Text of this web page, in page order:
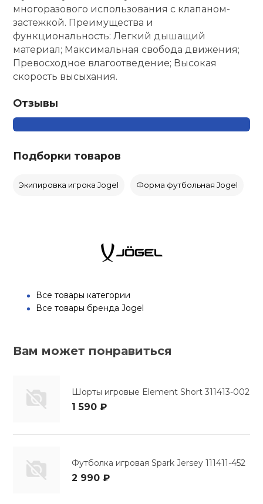
многоразового использования с клапаном-
застежкой. Преимущества и
функциональность: Легкий дышащий
материал; Максимальная свобода движения;
Превосходное влагоотведение; Высокая
скорость высыхания.
Отзывы
Подборки товаров
Экипировка игрока Jogel Форма футбольная Jogel
Все товары категории
Все товары бренда Jogel
Вам может понравиться
Шорты игровые Element Short 311413-002
1 590 ₽
Футболка игровая Spark Jersey 111411-452
2 990 ₽